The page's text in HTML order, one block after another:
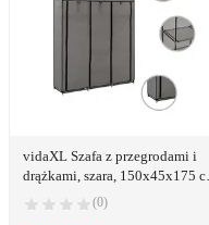
vidaXL Szafa z przegrodami i
drążkami, szara, 150x45x175
(0)